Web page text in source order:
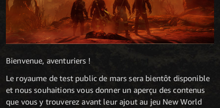
Bienvenue, aventuriers !
Le royaume de test public de mars sera bientôt disponible
et nous souhaitions vous donner un aperçu des contenus
que vous y trouverez avant leur ajout au jeu New World